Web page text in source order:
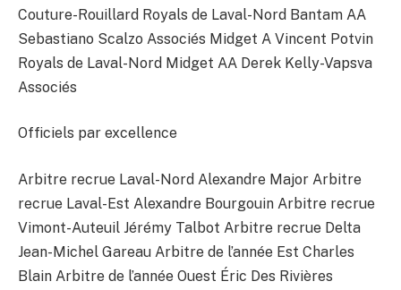
Couture-Rouillard Royals de Laval-Nord Bantam AA
Sebastiano Scalzo Associés Midget A Vincent Potvin
Royals de Laval-Nord Midget AA Derek Kelly-Vapsva
Associés
Officiels par excellence
Arbitre recrue Laval-Nord Alexandre Major Arbitre
recrue Laval-Est Alexandre Bourgouin Arbitre recrue
Vimont-Auteuil Jérémy Talbot Arbitre recrue Delta
Jean-Michel Gareau Arbitre de l’année Est Charles
Blain Arbitre de l’année Ouest Éric Des Rivières